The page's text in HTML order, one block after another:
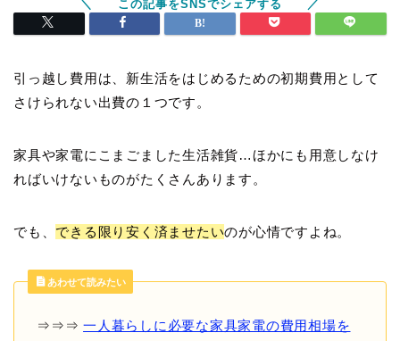
引っ越し費用は、新生活をはじめるための初期費用として
さけられない出費の１つです。
家具や家電にこまごました生活雑貨…ほかにも用意しなけ
ればいけないものがたくさんあります。
でも、 できる限り安く済ませたいのが心情ですよね。
あわせて読みたい
⇒⇒⇒一人暮らしに必要な家具家電の費用相場を